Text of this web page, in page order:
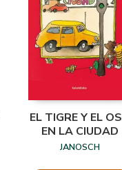
EL TIGRE Y EL
EN LA CIUDAD
JANOSCH